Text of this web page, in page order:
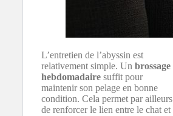
L’entretien de l’abyssin est
relativement simple. Un brossage
hebdomadaire suffit pour
maintenir son pelage en bonne
condition. Cela permet par ailleurs
de renforcer le lien entre le chat et